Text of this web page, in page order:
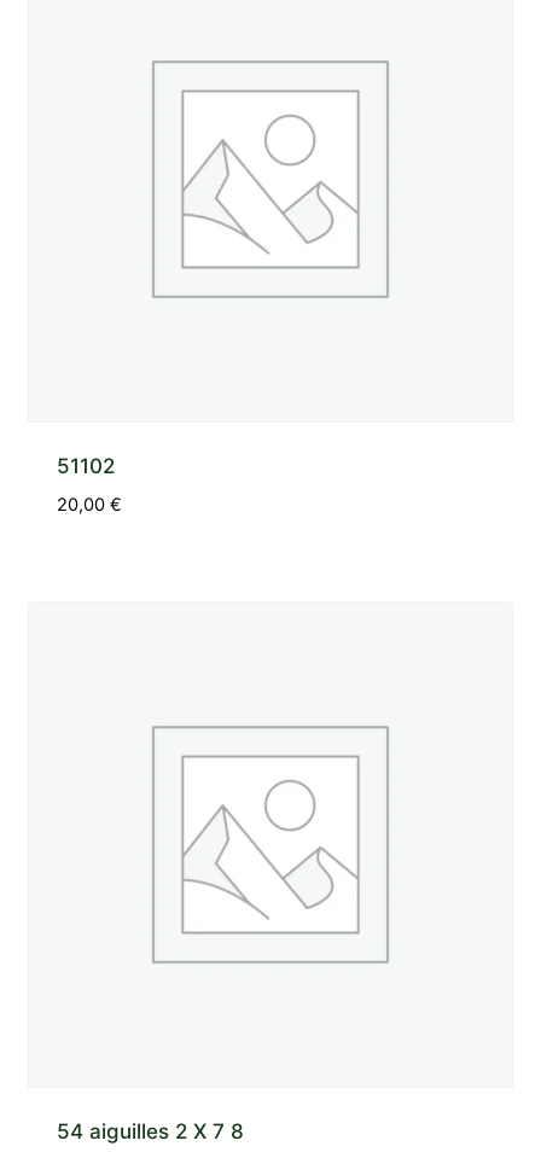
51102
20,00€
54 aiguilles 2 X 7 8